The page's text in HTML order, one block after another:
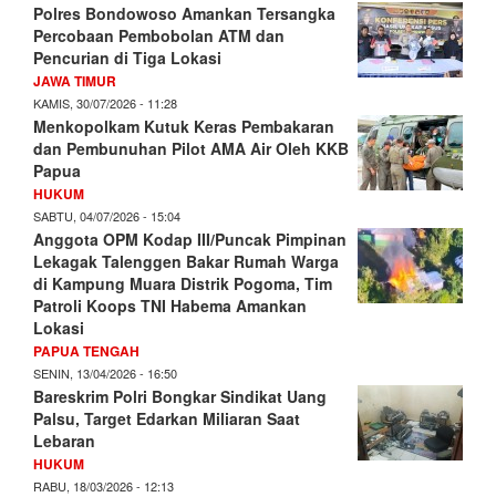
Polres Bondowoso Amankan Tersangka
Percobaan Pembobolan ATM dan
Pencurian di Tiga Lokasi
JAWA TIMUR
KAMIS, 30/07/2026 - 11:28
Menkopolkam Kutuk Keras Pembakaran
dan Pembunuhan Pilot AMA Air Oleh KKB
Papua
HUKUM
SABTU, 04/07/2026 - 15:04
Anggota OPM Kodap III/Puncak Pimpinan
Lekagak Talenggen Bakar Rumah Warga
di Kampung Muara Distrik Pogoma, Tim
Patroli Koops TNI Habema Amankan
Lokasi
PAPUA TENGAH
SENIN, 13/04/2026 - 16:50
Bareskrim Polri Bongkar Sindikat Uang
Palsu, Target Edarkan Miliaran Saat
Lebaran
HUKUM
RABU, 18/03/2026 - 12:13